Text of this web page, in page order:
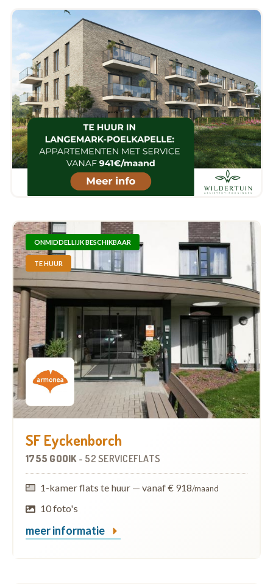
ONMIDDELLIJK BESCHIKBAAR
TE HUUR
SF Eyckenborch
1755 GOOIK - 52 SERVICEFLATS
1-kamer flats te huur — vanaf € 918/maand
10 foto's
meer informatie